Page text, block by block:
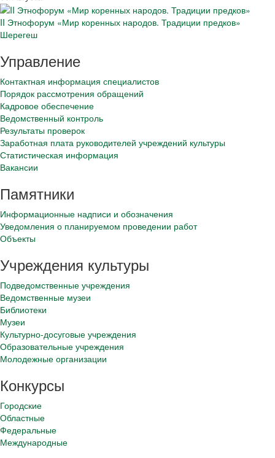
II Этнофорум «Мир коренных народов. Традиции предков»
Шерегеш
Управление
Контактная информация специалистов
Порядок рассмотрения обращений
Кадровое обеспечение
Ведомственный контроль
Результаты проверок
Заработная плата руководителей учреждений культуры
Статистическая информация
Вакансии
Памятники
Информационные надписи и обозначения
Уведомления о планируемом проведении работ
Объекты
Учреждения культуры
Подведомственные учреждения
Ведомственные музеи
Библиотеки
Музеи
Культурно-досуговые учреждения
Образовательные учреждения
Молодежные организации
Конкурсы
Городские
Областные
Федеральные
Международные